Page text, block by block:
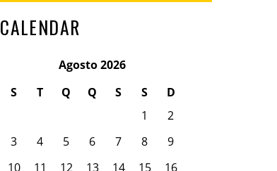
CALENDAR
Agosto 2026
S
T Q Q S S
D
1
2
3
4 5 6 7 8
9
10
11 12 13 14 15
16